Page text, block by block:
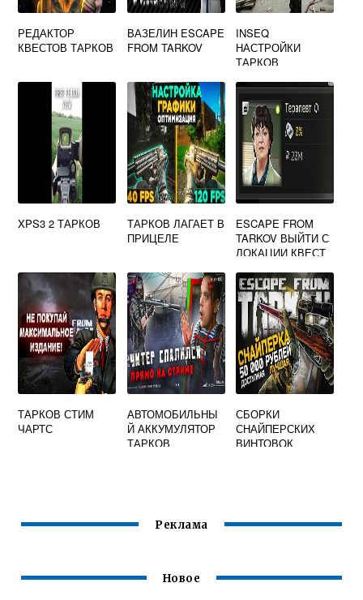
РЕДАКТОР
КВЕСТОВ ТАРКОВ
ВАЗЕЛИН ESCAPE
FROM TARKOV
INSEQ
НАСТРОЙКИ
ТАРКОВ
XPS3 2 ТАРКОВ
ТАРКОВ ЛАГАЕТ В
ПРИЦЕЛЕ
ESCAPE FROM
TARKOV ВЫЙТИ С
ЛОКАЦИИ КВЕСТ
ТАРКОВ СТИМ
ЧАРТС
АВТОМОБИЛЬНЫ
Й АККУМУЛЯТОР
ТАРКОВ
СБОРКИ
СНАЙПЕРСКИХ
ВИНТОВОК
Реклама
Новое